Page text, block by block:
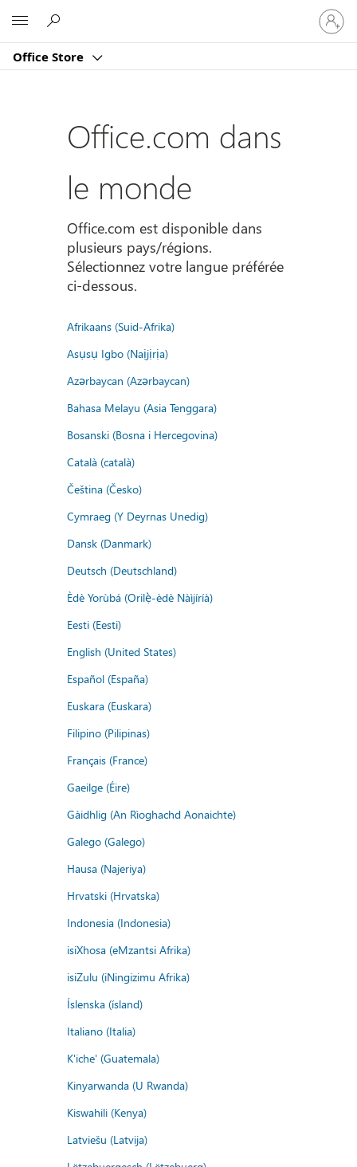
Office Store
vous
à
compte
Office.com dans
le monde
Office.com est disponible dans
plusieurs pays/régions.
Sélectionnez votre langue préférée
ci-dessous.
Afrikaans (Suid-Afrika)
Asụsụ Igbo (Naịjịrịa)
Azərbaycan (Azərbaycan)
Bahasa Melayu (Asia Tenggara)
Bosanski (Bosna i Hercegovina)
Català (català)
Čeština (Česko)
Cymraeg (Y Deyrnas Unedig)
Dansk (Danmark)
Deutsch (Deutschland)
Èdè Yorùbá (Orilẹ̀-èdè Nàìjíríà)
Eesti (Eesti)
English (United States)
Español (España)
Euskara (Euskara)
Filipino (Pilipinas)
Français (France)
Gaeilge (Éire)
Gàidhlig (An Rìoghachd Aonaichte)
Galego (Galego)
Hausa (Najeriya)
Hrvatski (Hrvatska)
Indonesia (Indonesia)
isiXhosa (eMzantsi Afrika)
isiZulu (iNingizimu Afrika)
Íslenska (ísland)
Italiano (Italia)
K'iche' (Guatemala)
Kinyarwanda (U Rwanda)
Kiswahili (Kenya)
Latviešu (Latvija)